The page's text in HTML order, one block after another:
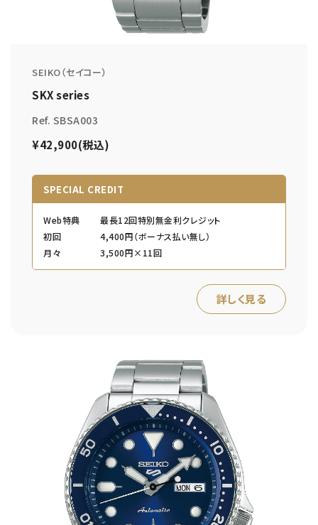
SEIKO（セイコー）
SKX series
Ref. SBSA003
¥42,900(税込)
SPECIAL CREDIT
Web特典
最長12回特別無金利クレジット
初回
4,400円（ボーナス払い無し）
月々
3,500円×11回
詳しく見る